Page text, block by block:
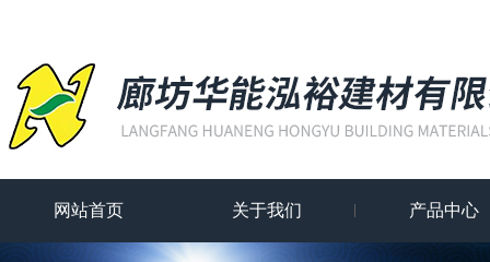
网站首页 关于我们 产品中心